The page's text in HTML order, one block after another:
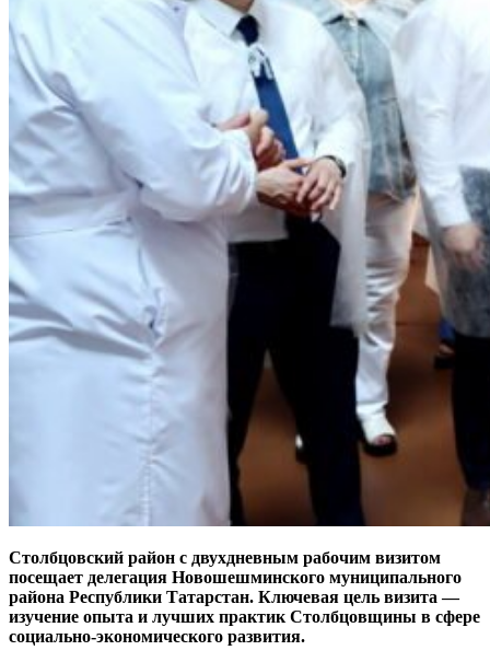
Столбцовский район с двухдневным рабочим визитом
посещает делегация Новошешминского муниципального
района Республики Татарстан. Ключевая цель визита —
изучение опыта и лучших практик Столбцовщины в сфере
социально-экономического развития.